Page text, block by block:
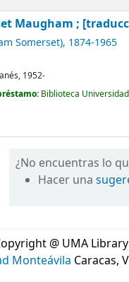
Maugham ;
Somerset), 1874-1965
1952-
Biblioteca
¿No encuentras lo
Hacer una
@ UMA Library
Monteávila Caracas,